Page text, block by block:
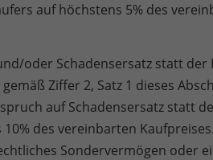
auf höchstens 5% des
oder Schadensersatz statt der
Ziffer 2, Satz 1 dieses
auf Schadensersatz statt
des vereinbarten
Sondervermögen oder